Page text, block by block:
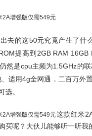
去的这50元究竟产生了什
提高到2GB RAM
然是cpu主频为1.5GHz的
适用4g全网通，二百万外
选。
这款红米
买呢？大伙儿能够听一听我